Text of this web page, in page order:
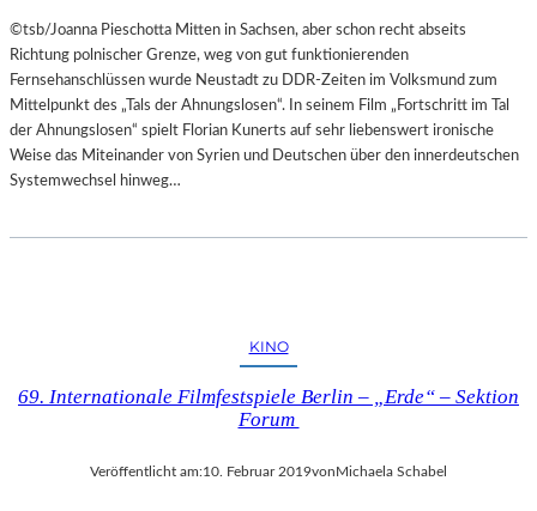
©tsb/Joanna Pieschotta Mitten in Sachsen, aber schon recht abseits
Richtung polnischer Grenze, weg von gut funktionierenden
Fernsehanschlüssen wurde Neustadt zu DDR-Zeiten im Volksmund zum
Mittelpunkt des „Tals der Ahnungslosen“. In seinem Film „Fortschritt im Tal
der Ahnungslosen“ spielt Florian Kunerts auf sehr liebenswert ironische
Weise das Miteinander von Syrien und Deutschen über den innerdeutschen
Systemwechsel hinweg…
KINO
69. Internationale Filmfestspiele Berlin – „Erde“ – Sektion
Forum
Veröffentlicht am:10. Februar 2019vonMichaela Schabel